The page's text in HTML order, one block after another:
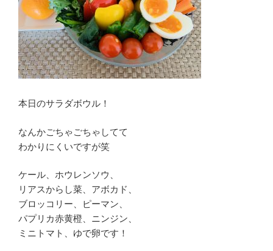
本日のサラダボウル！
なんかごちゃごちゃしてて
わかりにくいですが笑
ケール、ホウレンソウ、
リアスからし菜、アボカド、
ブロッコリー、ピーマン、
パプリカ赤黄橙、ニンジン、
ミニトマト、ゆで卵です！